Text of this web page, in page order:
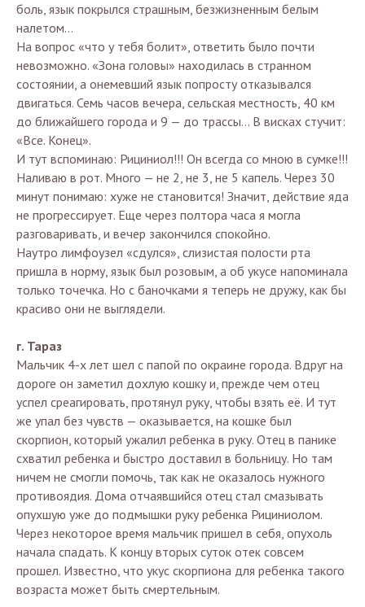
боль, язык покрылся страшным, безжизненным белым
налетом…
На вопрос «что у тебя болит», ответить было почти
невозможно. «Зона головы» находилась в странном
состоянии, а онемевший язык попросту отказывался
двигаться. Семь часов вечера, сельская местность, 40 км
до ближайшего города и 9 — до трассы… В висках стучит:
«Все. Конец».
И тут вспоминаю: Рициниол!!! Он всегда со мною в сумке!!!
Наливаю в рот. Много — не 2, не 3, не 5 капель. Через 30
минут понимаю: хуже не становится! Значит, действие яда
не прогрессирует. Еще через полтора часа я могла
разговаривать, и вечер закончился спокойно.
Наутро лимфоузел «сдулся», слизистая полости рта
пришла в норму, язык был розовым, а об укусе напоминала
только точечка. Но с баночками я теперь не дружу, как бы
красиво они не выглядели.
г. Тараз
Мальчик 4-х лет шел с папой по окраине города. Вдруг на
дороге он заметил дохлую кошку и, прежде чем отец
успел среагировать, протянул руку, чтобы взять её. И тут
же упал без чувств — оказывается, на кошке был
скорпион, который ужалил ребенка в руку. Отец в панике
схватил ребенка и быстро доставил в больницу. Но там
ничем не смогли помочь, так как не оказалось нужного
противоядия. Дома отчаявшийся отец стал смазывать
опухшую уже до подмышки руку ребенка Рициниолом.
Через некоторое время мальчик пришел в себя, опухоль
начала спадать. К концу вторых суток отек совсем
прошел. Известно, что укус скорпиона для ребенка такого
возраста может быть смертельным.